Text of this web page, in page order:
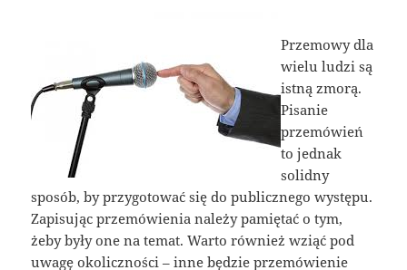
Przemowy dla
wielu ludzi są
istną zmorą.
Pisanie
przemówień
to jednak
solidny
sposób, by przygotować się do publicznego występu.
Zapisując przemówienia należy pamiętać o tym,
żeby były one na temat. Warto również wziąć pod
uwagę okoliczności – inne będzie przemówienie